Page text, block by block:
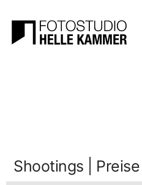
Shoo­tings | Preise